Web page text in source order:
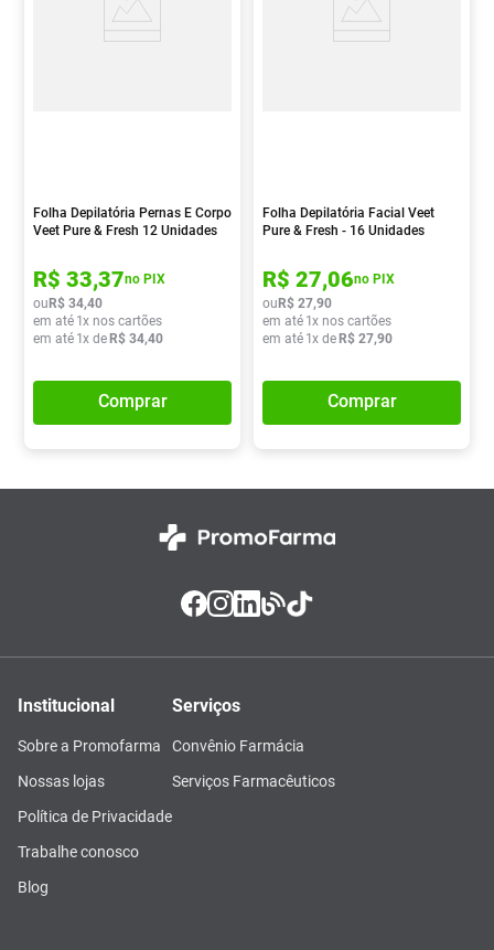
Folha Depilatória Pernas E Corpo
Veet Pure & Fresh 12 Unidades
R$ 33,37no PIX
ouR$ 34,40
em até 1x nos cartões
em até 1x deR$ 34,40
Comprar
Folha Depilatória Facial Veet
Pure & Fresh - 16 Unidades
R$ 27,06no PIX
ouR$ 27,90
em até 1x nos cartões
em até 1x deR$ 27,90
Comprar
Institucional
Sobre a Promofarma
Nossas lojas
Política de Privacidade
Trabalhe conosco
Blog
Serviços
Convênio Farmácia
Serviços Farmacêuticos